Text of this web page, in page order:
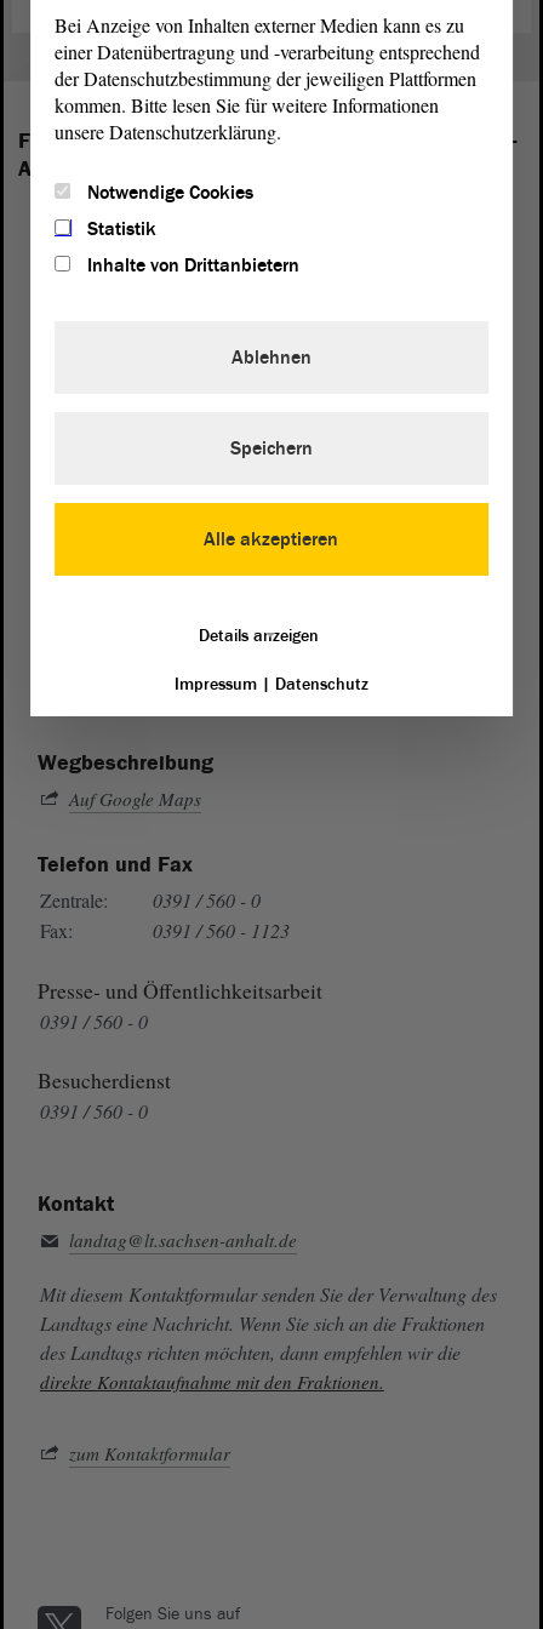
Folgende Fraktionen sind im Landtag von Sachsen-
Anhalt vertreten:
von Sachsen-Anhalt
39104 Magdeburg
Wegbeschreibung
Auf Google Maps
Telefon und Fax
Zentrale:
0391 / 560 - 0
Fax:
0391 / 560 - 1123
Presse- und Öffentlichkeitsarbeit
0391 / 560 - 0
Besucherdienst
0391 / 560 - 0
Kontakt
landtag@lt.sachsen-anhalt.de
Mit diesem Kontaktformular senden Sie der Verwaltung des
Landtags eine Nachricht. Wenn Sie sich an die Fraktionen
des Landtags richten möchten, dann empfehlen wir die
direkte Kontaktaufnahme mit den Fraktionen.
zum Kontaktformular
Folgen Sie uns auf
Bei Anzeige von Inhalten externer Medien kann es zu
einer Datenübertragung und -verarbeitung entsprechend
der Datenschutzbestimmung der jeweiligen Plattformen
kommen. Bitte lesen Sie für weitere Informationen
unsere Datenschutzerklärung.
Notwendige Cookies
Statistik
Inhalte von Drittanbietern
Alle akzeptieren
Ablehnen
Speichern
Details anzeigen
Impressum| Datenschutz